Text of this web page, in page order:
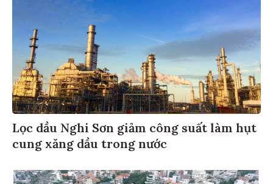
Lọc dầu Nghi Sơn giảm công suất làm hụt
cung xăng dầu trong nước